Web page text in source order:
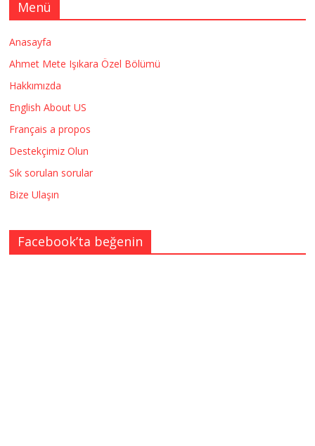
Menü
Anasayfa
Ahmet Mete Işıkara Özel Bölümü
Hakkımızda
English About US
Français a propos
Destekçimiz Olun
Sık sorulan sorular
Bize Ulaşın
Facebook’ta beğenin